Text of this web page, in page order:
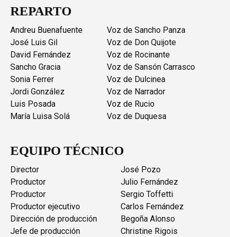
REPARTO
Andreu Buenafuente
Voz de Sancho Panza
José Luis Gil
Voz de Don Quijote
David Fernández
Voz de Rocinante
Sancho Gracia
Voz de Sansón Carrasco
Sonia Ferrer
Voz de Dulcinea
Jordi González
Voz de Narrador
Luis Posada
Voz de Rucio
María Luisa Solá
Voz de Duquesa
EQUIPO TÉCNICO
Director
José Pozo
Productor
Julio Fernández
Productor
Sergio Toffetti
Productor ejecutivo
Carlos Fernández
Dirección de producción
Begoña Alonso
Jefe de producción
Christine Rigois